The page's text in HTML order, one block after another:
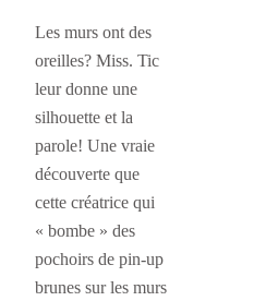
Les murs ont des
oreilles? Miss. Tic
leur donne une
silhouette et la
parole! Une vraie
découverte que
cette créatrice qui
« bombe » des
pochoirs de pin-up
brunes sur les murs